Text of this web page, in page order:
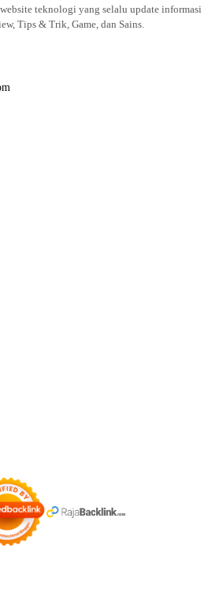
teknologi yang selalu update informasi
Tips & Trik, Game, dan Sains.